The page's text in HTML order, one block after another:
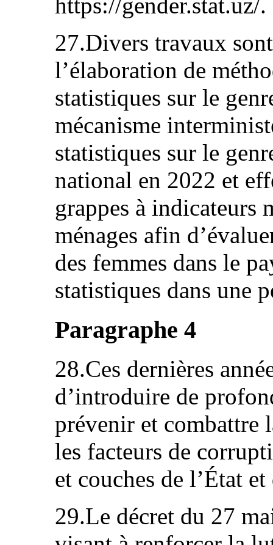
27.Divers travaux
l’élaboration de
statistiques sur le
mécanisme
statistiques sur le
national en 2022 et
grappes à indicateurs
ménages afin
des femmes dans le
statistiques dans une
Paragraphe 4
28.Ces dernières
d’introduire de
prévenir et combattre
les facteurs de
et couches de l’État
29.Le décret du 27